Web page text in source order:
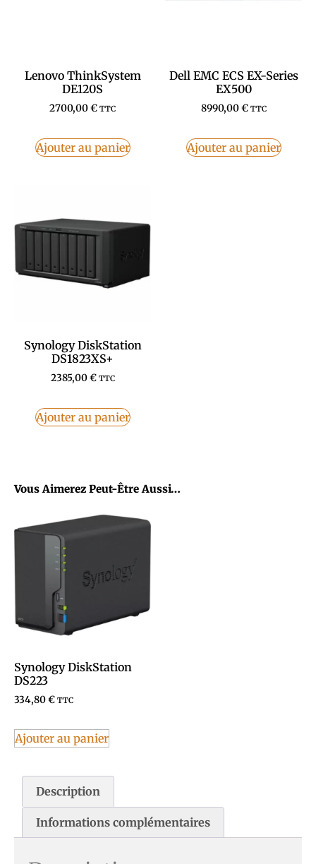
Description
Informations complémentaires
Lenovo ThinkSystem
DE120S
2700,00€ TTC
Ajouter au panier
Dell EMC ECS EX-Series
EX500
8990,00€ TTC
Ajouter au panier
Synology DiskStation
DS1823XS+
2385,00€ TTC
Ajouter au panier
Vous Aimerez Peut-Être Aussi…
Synology DiskStation
DS223
334,80€ TTC
Ajouter au panier